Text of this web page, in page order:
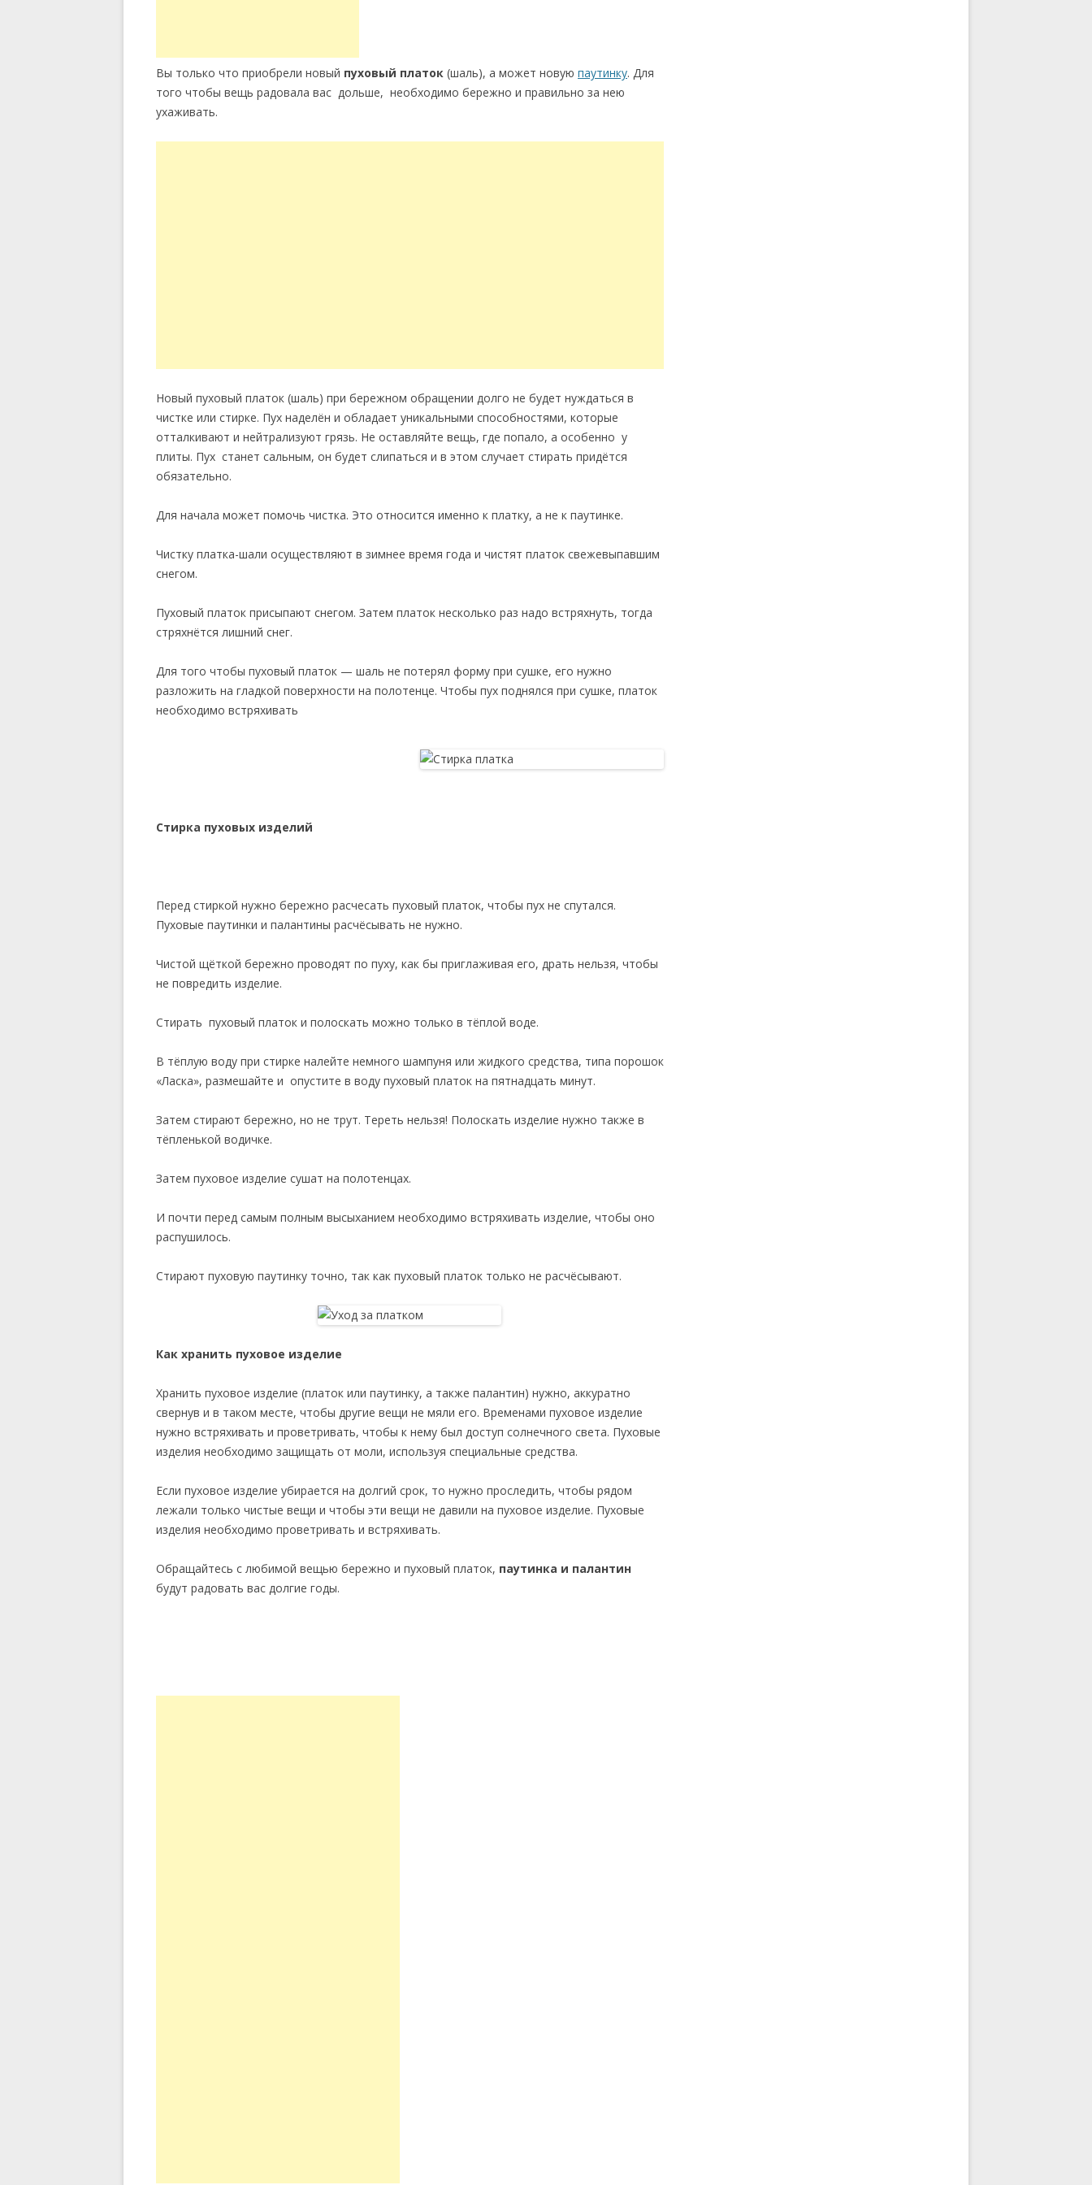
Вы только что приобрели новый пуховый платок (шаль), а может новую паутинку. Для
того чтобы вещь радовала вас дольше, необходимо бережно и правильно за нею
ухаживать.
Новый пуховый платок (шаль) при бережном обращении долго не будет нуждаться в
чистке или стирке. Пух наделён и обладает уникальными способностями, которые
отталкивают и нейтрализуют грязь. Не оставляйте вещь, где попало, а особенно у
плиты. Пух станет сальным, он будет слипаться и в этом случает стирать придётся
обязательно.
Для начала может помочь чистка. Это относится именно к платку, а не к паутинке.
Чистку платка-шали осуществляют в зимнее время года и чистят платок свежевыпавшим
снегом.
Пуховый платок присыпают снегом. Затем платок несколько раз надо встряхнуть, тогда
стряхнётся лишний снег.
Для того чтобы пуховый платок — шаль не потерял форму при сушке, его нужно
разложить на гладкой поверхности на полотенце. Чтобы пух поднялся при сушке, платок
необходимо встряхивать
Стирка пуховых изделий
Перед стиркой нужно бережно расчесать пуховый платок, чтобы пух не спутался.
Пуховые паутинки и палантины расчёсывать не нужно.
Чистой щёткой бережно проводят по пуху, как бы приглаживая его, драть нельзя, чтобы
не повредить изделие.
Стирать пуховый платок и полоскать можно только в тёплой воде.
В тёплую воду при стирке налейте немного шампуня или жидкого средства, типа порошок
«Ласка», размешайте и опустите в воду пуховый платок на пятнадцать минут.
Затем стирают бережно, но не трут. Тереть нельзя! Полоскать изделие нужно также в
тёпленькой водичке.
Затем пуховое изделие сушат на полотенцах.
И почти перед самым полным высыханием необходимо встряхивать изделие, чтобы оно
распушилось.
Стирают пуховую паутинку точно, так как пуховый платок только не расчёсывают.
Как хранить пуховое изделие
Хранить пуховое изделие (платок или паутинку, а также палантин) нужно, аккуратно
свернув и в таком месте, чтобы другие вещи не мяли его. Временами пуховое изделие
нужно встряхивать и проветривать, чтобы к нему был доступ солнечного света. Пуховые
изделия необходимо защищать от моли, используя специальные средства.
Если пуховое изделие убирается на долгий срок, то нужно проследить, чтобы рядом
лежали только чистые вещи и чтобы эти вещи не давили на пуховое изделие. Пуховые
изделия необходимо проветривать и встряхивать.
Обращайтесь с любимой вещью бережно и пуховый платок, паутинка и палантин
будут радовать вас долгие годы.